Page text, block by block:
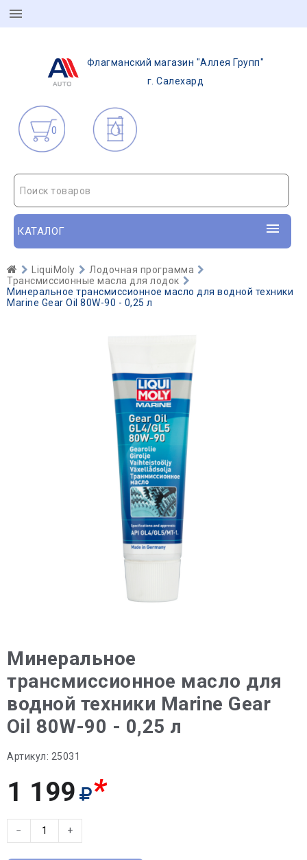
Флагманский магазин "Аллея Групп"
г. Салехард
0
Поиск товаров
КАТАЛОГ
LiquiMoly
Лодочная программа
Трансмиссионные масла для лодок
Минеральное трансмиссионное масло для водной техники
Marine Gear Oil 80W-90 - 0,25 л
Минеральное
трансмиссионное масло для
водной техники Marine Gear
Oil 80W-90 - 0,25 л
Артикул: 25031
1 199 *
− +